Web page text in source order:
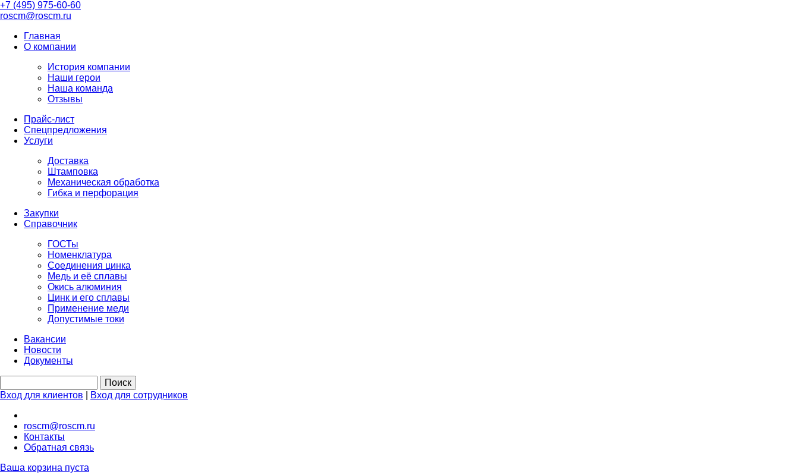
+7 (495) 975-60-60
roscm@roscm.ru
Главная
О компании
История компании
Наши герои
Наша команда
Отзывы
Прайс-лист
Спецпредложения
Услуги
Доставка
Штамповка
Механическая обработка
Гибка и перфорация
Закупки
Справочник
ГОСТы
Номенклатура
Соединения цинка
Медь и её сплавы
Окись алюминия
Цинк и его сплавы
Применение меди
Допустимые токи
Вакансии
Новости
Документы
Вход для клиентов Вход для сотрудников
roscm@roscm.ru
Контакты
Обратная связь
Ваша корзина пуста